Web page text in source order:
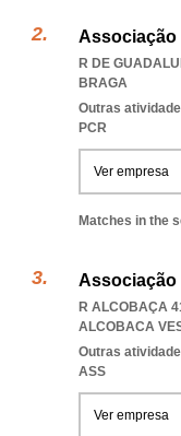
Associação
R DE
BRAGA
Outras
PCR
Ver empresa
Matches in the
Associação
R ALCOBAÇA
ALCOBACA
Outras
ASS
Ver empresa